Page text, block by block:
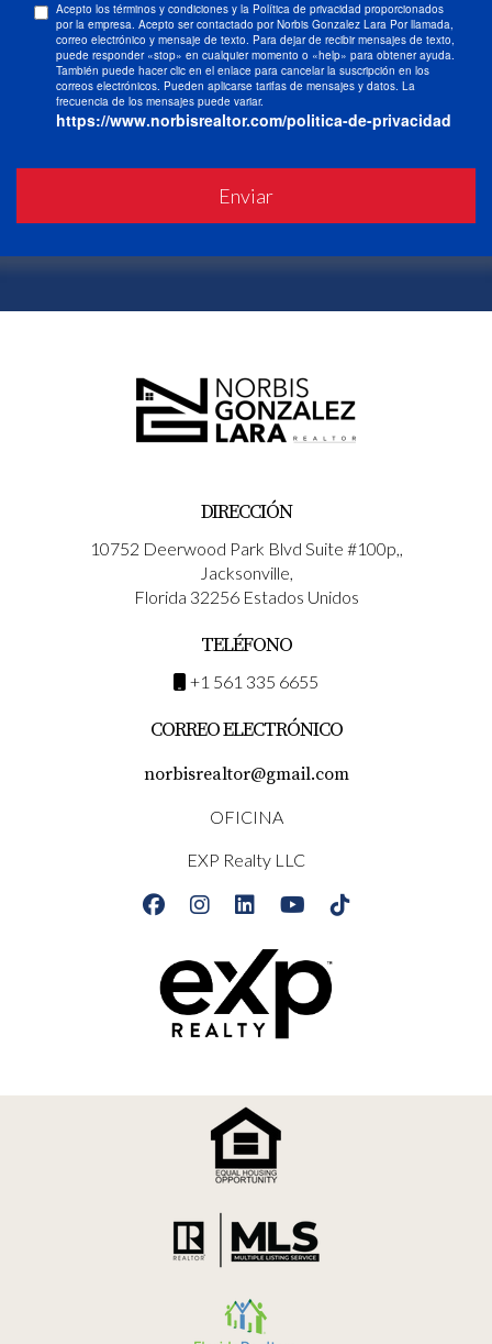
Acepto los términos y condiciones y la Política de privacidad proporcionados
por la empresa. Acepto ser contactado por Norbis Gonzalez Lara Por llamada,
correo electrónico y mensaje de texto. Para dejar de recibir mensajes de texto,
puede responder «stop» en cualquier momento o «help» para obtener ayuda.
También puede hacer clic en el enlace para cancelar la suscripción en los
correos electrónicos. Pueden aplicarse tarifas de mensajes y datos. La
frecuencia de los mensajes puede variar.
https://www.norbisrealtor.com/politica-de-privacidad
Enviar
DIRECCIÓN
10752 Deerwood Park Blvd Suite #100p,,
Jacksonville,
Florida 32256 Estados Unidos
TELÉFONO
+1 561 335 6655
CORREO ELECTRÓNICO
norbisrealtor@gmail.com
OFICINA
EXP Realty LLC